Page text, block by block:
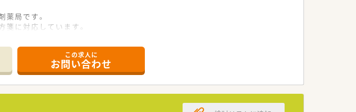
局です。
に対応しています。
サル事業も展開しています。
営理念を掲げています。
支援制度も整っています。
この求人に
お問い合わせ